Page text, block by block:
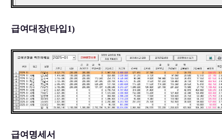
급여대장(타입1)
급여명세서